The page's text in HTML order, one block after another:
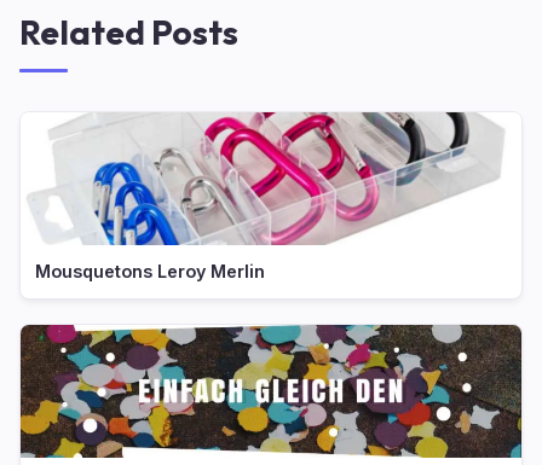
Related Posts
Mousquetons Leroy Merlin